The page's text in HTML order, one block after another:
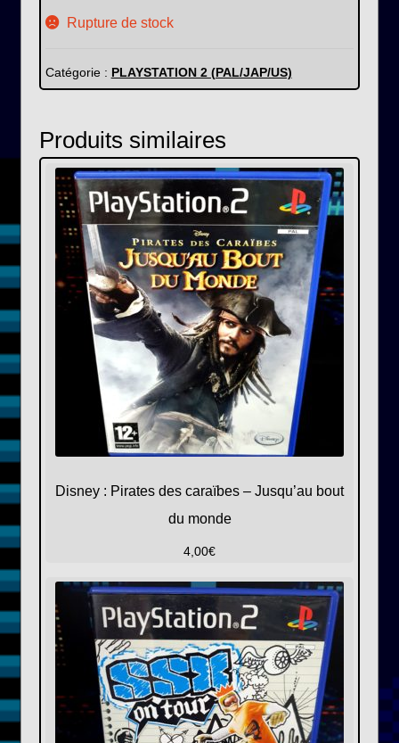
Rupture de stock
Catégorie : PLAYSTATION 2 (PAL/JAP/US)
Produits similaires
Disney : Pirates des caraïbes – Jusqu’au bout
du monde
4,00€